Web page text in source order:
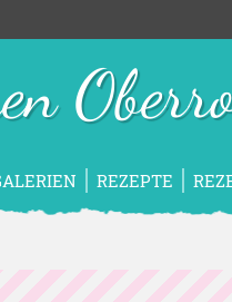
REZEPTE